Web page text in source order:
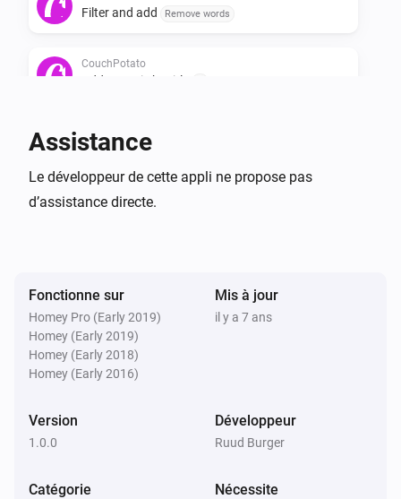
Filter and add Remove words
CouchPotato
Add a movie by title
CouchPotato
Search all movies in wanted
CouchPotato
Assistance
Le développeur de cette appli ne propose pas
d’assistance directe.
Fonctionne sur
Homey Pro (Early 2019)
Homey (Early 2019)
Homey (Early 2018)
Homey (Early 2016)
Mis à jour
il y a 7 ans
Version
1.0.0
Développeur
Ruud Burger
Catégorie Nécessite